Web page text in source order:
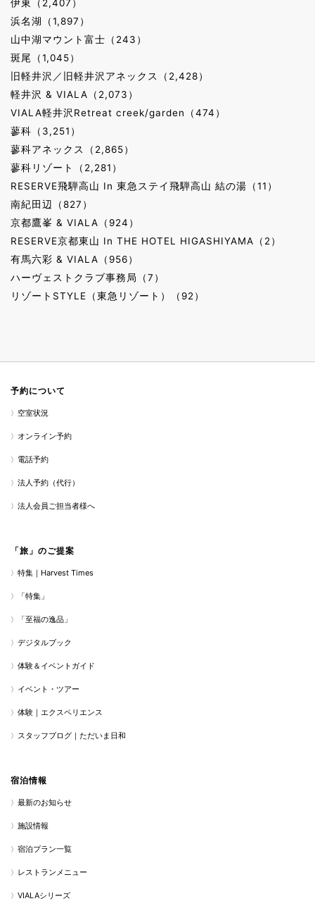
伊東（2,407）
浜名湖（1,897）
山中湖マウント富士（243）
斑尾（1,045）
旧軽井沢／旧軽井沢アネックス（2,428）
軽井沢 & VIALA（2,073）
VIALA軽井沢Retreat creek/garden（474）
蓼科（3,251）
蓼科アネックス（2,865）
蓼科リゾート（2,281）
RESERVE飛騨高山 In 東急ステイ飛騨高山 結の湯（11）
南紀田辺（827）
京都鷹峯 & VIALA（924）
RESERVE京都東山 In THE HOTEL HIGASHIYAMA（2）
有馬六彩 & VIALA（956）
ハーヴェストクラブ事務局（7）
リゾートSTYLE（東急リゾート）（92）
予約について
空室状況
オンライン予約
電話予約
法人予約（代行）
法人会員ご担当者様へ
「旅」のご提案
特集｜Harvest Times
「特集」
「至福の逸品」
デジタルブック
体験＆イベントガイド
イベント・ツアー
体験｜エクスペリエンス
スタッフブログ｜ただいま日和
宿泊情報
最新のお知らせ
施設情報
宿泊プラン一覧
レストランメニュー
VIALAシリーズ